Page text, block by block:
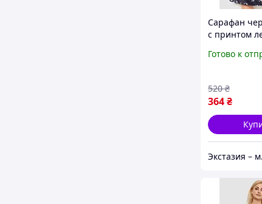
Сарафан
с принтом
рукавов на
Готово к
364₴
520 ₴